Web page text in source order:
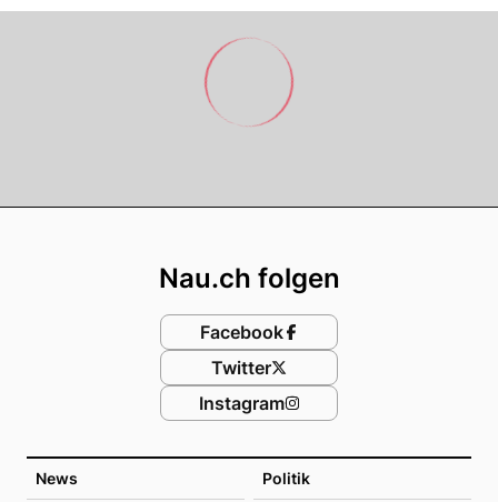
News Politik
Nau.ch folgen
Facebook
Twitter
Instagram